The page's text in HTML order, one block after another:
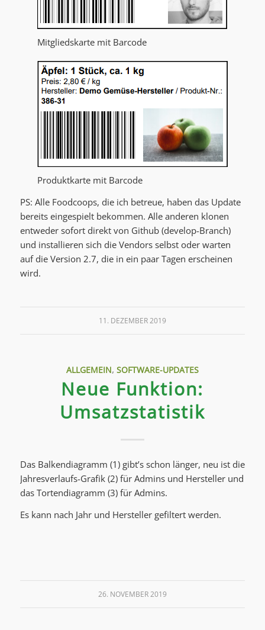
Mitgliedskarte mit Barcode
Produktkarte mit Barcode
PS: Alle Foodcoops, die ich betreue, haben das Update
bereits eingespielt bekommen. Alle anderen klonen
entweder sofort direkt von Github (develop-Branch)
und installieren sich die Vendors selbst oder warten
auf die Version 2.7, die in ein paar Tagen erscheinen
wird.
11. DEZEMBER 2019
ALLGEMEIN, SOFTWARE-UPDATES
Neue Funktion:
Umsatzstatistik
Das Balkendiagramm (1) gibt’s schon länger, neu ist die
Jahresverlaufs-Grafik (2) für Admins und Hersteller und
das Tortendiagramm (3) für Admins.
Es kann nach Jahr und Hersteller gefiltert werden.
26. NOVEMBER 2019